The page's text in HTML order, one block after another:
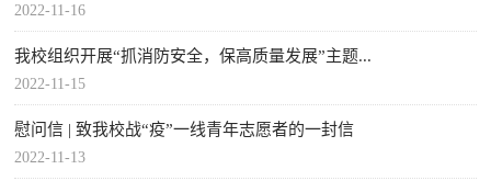
2022-11-16
我校组织开展“抓消防安全，保高质量发展”主题...
2022-11-15
慰问信 | 致我校战“疫”一线青年志愿者的一封信
2022-11-13